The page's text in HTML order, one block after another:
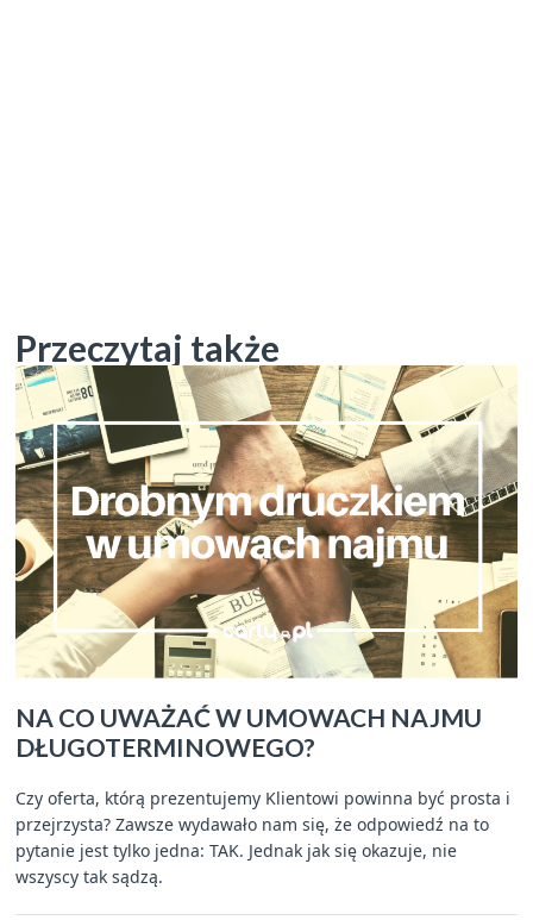
Przeczytaj także
NA CO UWAŻAĆ W UMOWACH NAJMU
DŁUGOTERMINOWEGO?
Czy oferta, którą prezentujemy Klientowi powinna być prosta i
przejrzysta? Zawsze wydawało nam się, że odpowiedź na to
pytanie jest tylko jedna: TAK. Jednak jak się okazuje, nie
wszyscy tak sądzą.